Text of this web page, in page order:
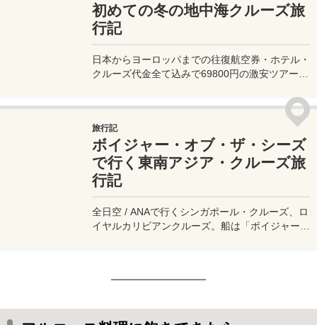
初めての冬の地中海クルーズ旅
行記
日本からヨーロッパまでの往復航空券・ホテル・
クルーズ代金全て込みで69800円の激安ツアーに
の飲み物の値段なども詳しくレポート。安いツア
ーの選び方やクルーズ船での過ごし方や服装・ド
レスコードなども詳しくレビュー。クルーズ旅行
って、思ってた以上にお得だし、想像以上に楽し
いぞ！
旅行記
ボイジャー・オブ・ザ・シーズ
で行く東南アジア・クルーズ旅
行記
全日空 / ANAで行くシンガポール・クルーズ、ロ
イヤルカリビアンクルーズ。船は「ボイジャー・
ング体験をお届け。